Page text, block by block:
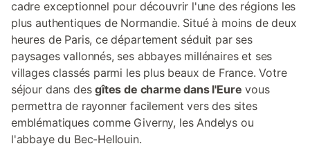
cadre exceptionnel pour découvrir l'une des régions les
plus authentiques de Normandie. Situé à moins de deux
heures de Paris, ce département séduit par ses
paysages vallonnés, ses abbayes millénaires et ses
villages classés parmi les plus beaux de France. Votre
séjour dans desgîtes de charme dans l'Eure vous
permettra de rayonner facilement vers des sites
emblématiques comme Giverny, les Andelys ou
l'abbaye du Bec-Hellouin.